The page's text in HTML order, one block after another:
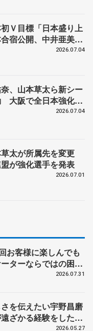
Ｖ目標「日本盛り上
宿公開、中井亜美
る」 元世界王者のフ
2026.07.04
、山本草太ら新シー
大阪で全日本強化合
ーの島田麻央らも
2026.07.04
太が所属先を変更
が強化選手を発表
2026.07.01
お客様に楽しんでも
ターならではの困難
PIW前キャプテン松
2026.07.31
を伝えたい宇野昌磨
ざかる経験をした本
2026.05.27